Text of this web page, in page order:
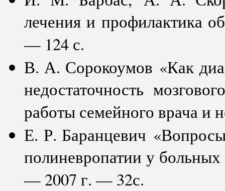
лечения и профилактика
— 124 с.
В. А. Сорокоумов «Как
недостаточность
работы семейного врача и
Е. Р. Баранцевич
полиневропатии у
— 2007 г. — 32с.